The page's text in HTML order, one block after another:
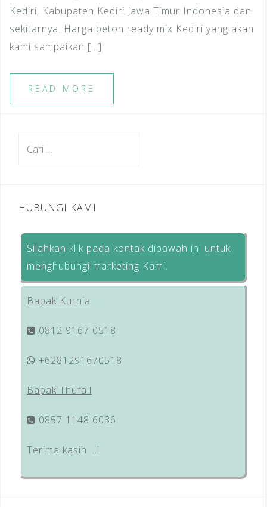
Kediri, Kabupaten Kediri Jawa Timur Indonesia dan
sekitarnya. Harga beton ready mix Kediri yang akan
kami sampaikan […]
READ MORE
HUBUNGI KAMI
Silahkan klik pada kontak dibawah ini untuk
menghubungi marketing Kami.
Bapak Kurnia
0812 9167 0518
+6281291670518
Bapak Thufail
0857 1148 6036
Terima kasih …!